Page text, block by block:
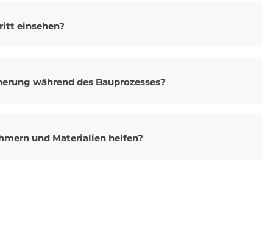
einsehen?
während des Bauprozesses?
und Materialien helfen?